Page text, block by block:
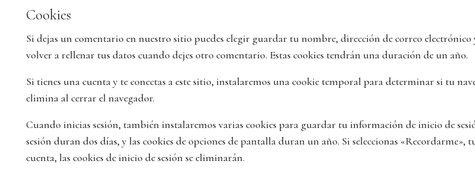
Cookies
Si dejas un comentario en nuestro sitio puedes elegir guardar tu nombre, dirección de correo electrónico
volver a rellenar tus datos cuando dejes otro comentario. Estas cookies tendrán una duración de un año.
Si tienes una cuenta y te conectas a este sitio, instalaremos una cookie temporal para determinar si tu
elimina al cerrar el navegador.
Cuando inicias sesión, también instalaremos varias cookies para guardar tu información de inicio de
sesión duran dos días, y las cookies de opciones de pantalla duran un año. Si seleccionas
cuenta, las cookies de inicio de sesión se eliminarán.